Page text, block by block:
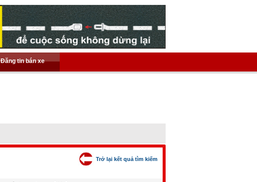
Đăng tin bán xe
Trở lại kết quả tìm kiếm